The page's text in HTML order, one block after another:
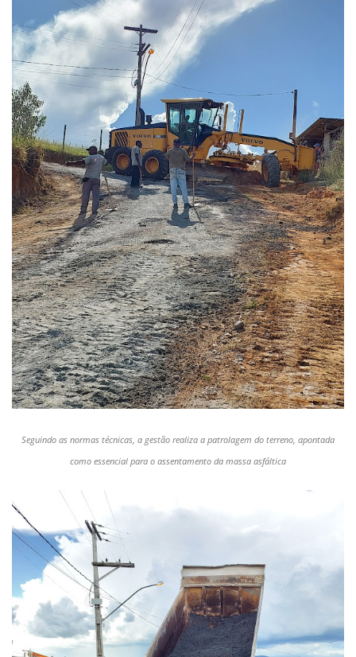
Seguindo as normas técnicas, a gestão realiza a patrolagem do terreno, apontada
como essencial para o assentamento da massa asfáltica